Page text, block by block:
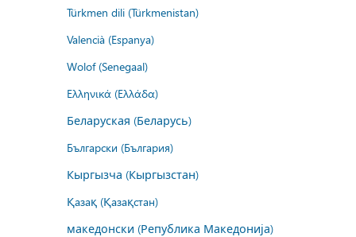
Türkmen dili (Türkmenistan)
Valencià (Espanya)
Wolof (Senegaal)
Ελληνικά (Ελλάδα)
Беларуская (Беларусь)
Български (България)
Кыргызча (Кыргызстан)
Қазақ (Қазақстан)
македонски (Република Македонија)